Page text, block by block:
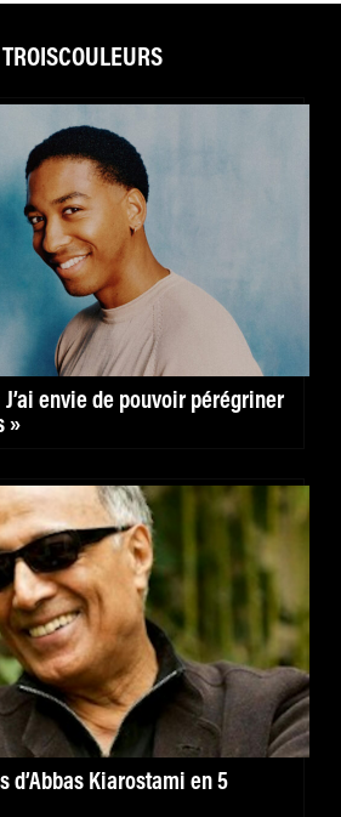
envie de pouvoir pérégriner
»
d’Abbas Kiarostami en 5